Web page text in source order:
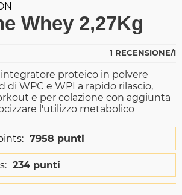
Whey 2,27Kg
1 RECENSIONE/I
proteico in polvere
di WPC e WPI a rapido rilascio,
e per colazione con aggiunta
l'utilizzo metabolico
7958 punti
234 punti